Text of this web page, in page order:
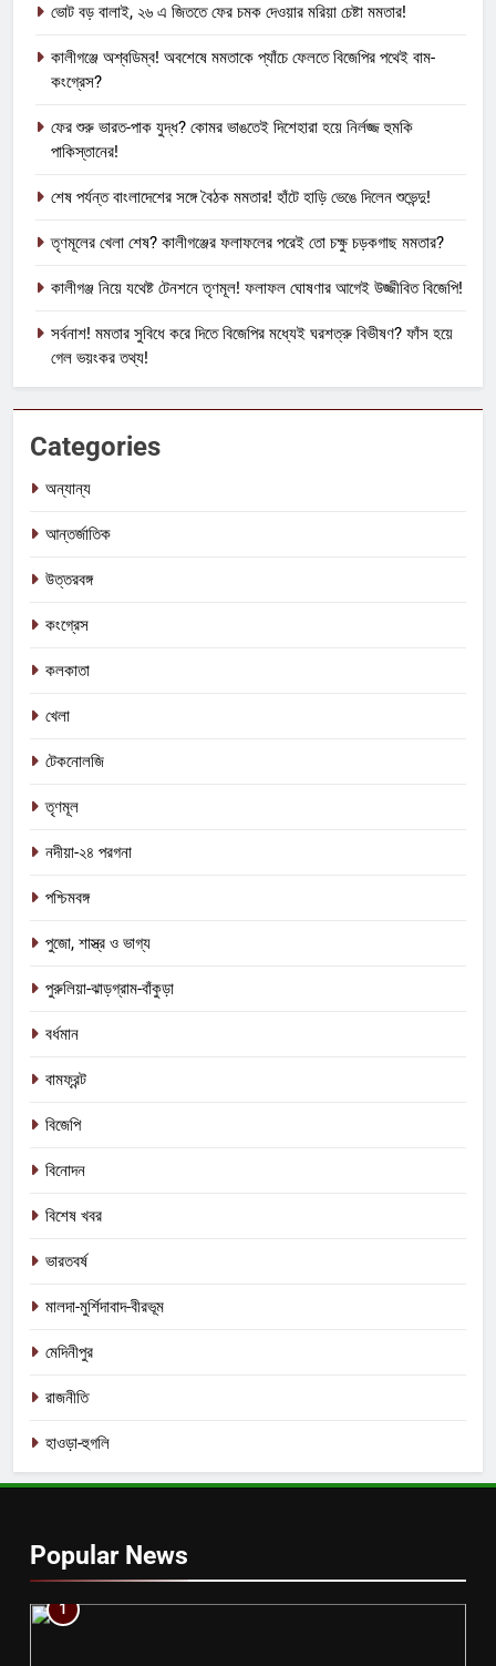
ভোট বড় বালাই, ২৬ এ জিততে ফের চমক দেওয়ার মরিয়া চেষ্টা মমতার!
কালীগঞ্জে অশ্বডিম্ব! অবশেষে মমতাকে প্যাঁচে ফেলতে বিজেপির পথেই বাম-
কংগ্রেস?
ফের শুরু ভারত-পাক যুদ্ধ? কোমর ভাঙতেই দিশেহারা হয়ে নির্লজ্জ হুমকি
পাকিস্তানের!
শেষ পর্যন্ত বাংলাদেশের সঙ্গে বৈঠক মমতার! হাঁটে হাড়ি ভেঙে দিলেন শুভেন্দু!
তৃণমূলের খেলা শেষ? কালীগঞ্জের ফলাফলের পরেই তো চক্ষু চড়কগাছ মমতার?
কালীগঞ্জ নিয়ে যথেষ্ট টেনশনে তৃণমূল! ফলাফল ঘোষণার আগেই উজ্জীবিত বিজেপি!
সর্বনাশ! মমতার সুবিধে করে দিতে বিজেপির মধ্যেই ঘরশত্রু বিভীষণ? ফাঁস হয়ে
গেল ভয়ংকর তথ্য!
Categories
অন্যান্য
আন্তর্জাতিক
উত্তরবঙ্গ
কংগ্রেস
কলকাতা
খেলা
টেকনোলজি
তৃণমূল
নদীয়া-২৪ পরগনা
পশ্চিমবঙ্গ
পুজো, শাস্ত্র ও ভাগ্য
পুরুলিয়া-ঝাড়গ্রাম-বাঁকুড়া
বর্ধমান
বামফ্রন্ট
বিজেপি
বিনোদন
বিশেষ খবর
ভারতবর্ষ
মালদা-মুর্শিদাবাদ-বীরভূম
মেদিনীপুর
রাজনীতি
হাওড়া-হুগলি
Popular News
1